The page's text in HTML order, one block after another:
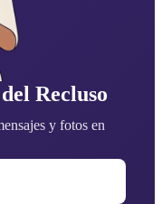
Recluso
y fotos en